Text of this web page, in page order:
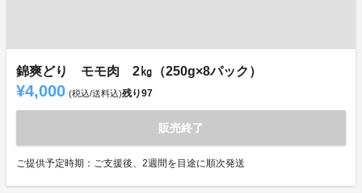
錦爽どり モモ肉 2㎏（250g×8パック）
¥4,000 (税込/送料込)残り97
販売終了
ご提供予定時期：ご支援後、2週間を目途に順次発送